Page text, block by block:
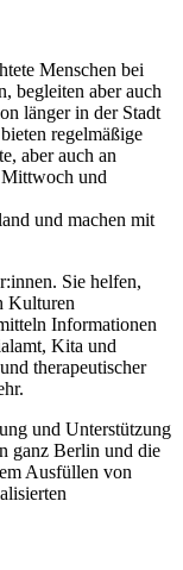
Menschen bei
begleiten aber auch
länger in der Stadt
regelmäßige
aber auch an
Mittwoch und
und machen mit
Sie helfen,
Kulturen
Informationen
Kita und
therapeutischer
und Unterstützung
ganz Berlin und die
Ausfüllen von